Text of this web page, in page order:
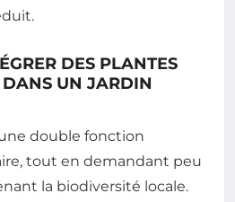
DES PLANTES
UN JARDIN
double fonction
tout en demandant peu
la biodiversité locale.